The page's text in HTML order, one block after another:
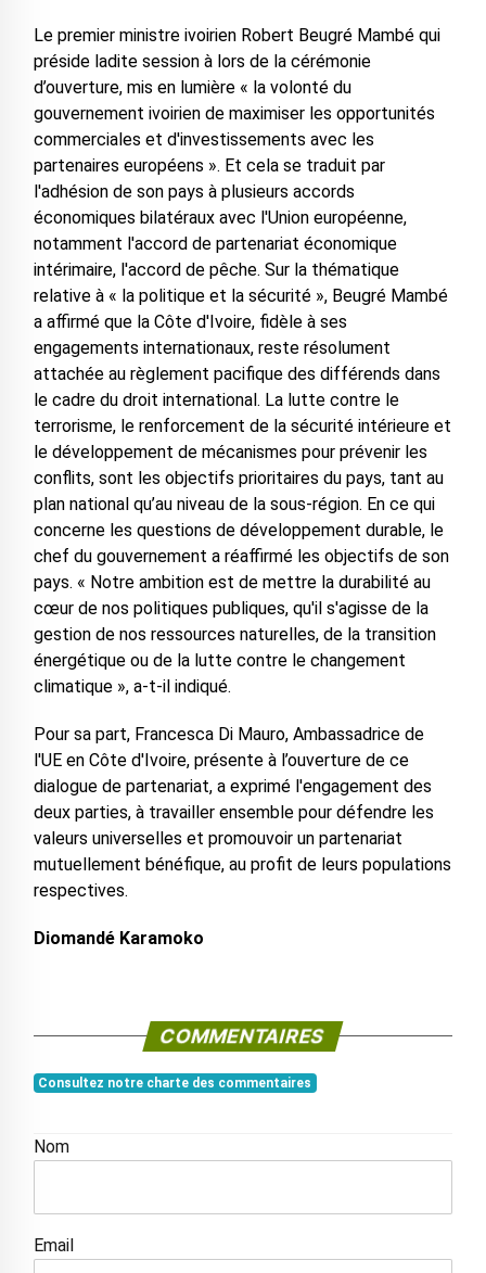
Le premier ministre ivoirien Robert Beugré Mambé qui
préside ladite session à lors de la cérémonie
d’ouverture, mis en lumière « la volonté du
gouvernement ivoirien de maximiser les opportunités
commerciales et d'investissements avec les
partenaires européens ». Et cela se traduit par
l'adhésion de son pays à plusieurs accords
économiques bilatéraux avec l'Union européenne,
notamment l'accord de partenariat économique
intérimaire, l'accord de pêche. Sur la thématique
relative à « la politique et la sécurité », Beugré Mambé
a affirmé que la Côte d'Ivoire, fidèle à ses
engagements internationaux, reste résolument
attachée au règlement pacifique des différends dans
le cadre du droit international. La lutte contre le
terrorisme, le renforcement de la sécurité intérieure et
le développement de mécanismes pour prévenir les
conflits, sont les objectifs prioritaires du pays, tant au
plan national qu’au niveau de la sous-région. En ce qui
concerne les questions de développement durable, le
chef du gouvernement a réaffirmé les objectifs de son
pays. « Notre ambition est de mettre la durabilité au
cœur de nos politiques publiques, qu'il s'agisse de la
gestion de nos ressources naturelles, de la transition
énergétique ou de la lutte contre le changement
climatique », a-t-il indiqué.
Pour sa part, Francesca Di Mauro, Ambassadrice de
l'UE en Côte d'Ivoire, présente à l’ouverture de ce
dialogue de partenariat, a exprimé l'engagement des
deux parties, à travailler ensemble pour défendre les
valeurs universelles et promouvoir un partenariat
mutuellement bénéfique, au profit de leurs populations
respectives.
Diomandé Karamoko
COMMENTAIRES
Consultez notre charte des commentaires
Nom
Email